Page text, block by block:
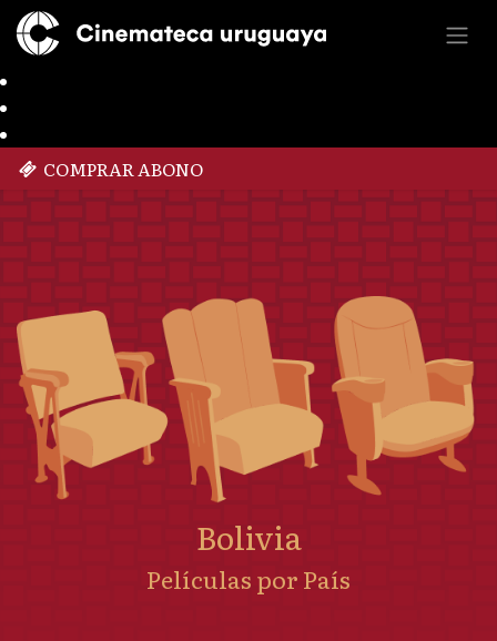
COMPRAR ABONO
Bolivia
Películas por País